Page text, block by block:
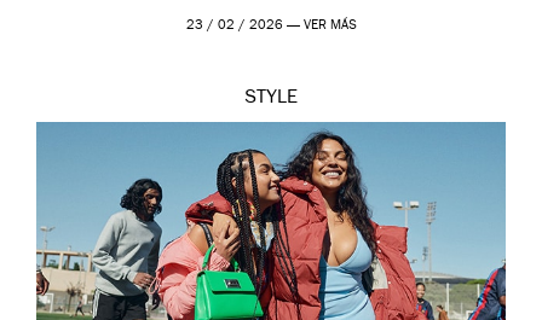
23 / 02 / 2026 — VER MÁS
STYLE